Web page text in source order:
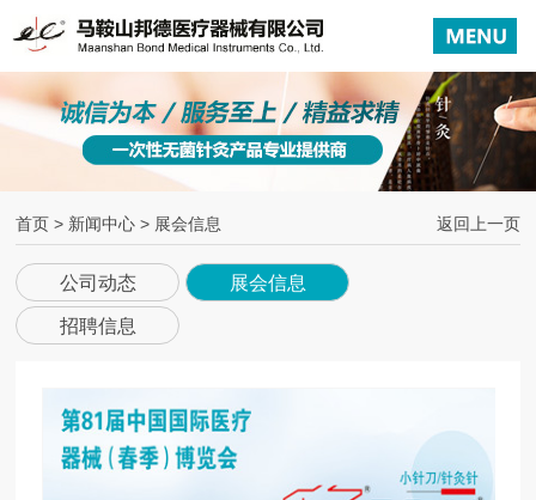
返回上一页
首页 >新闻中心 > 展会信息
公司动态
展会信息
招聘信息